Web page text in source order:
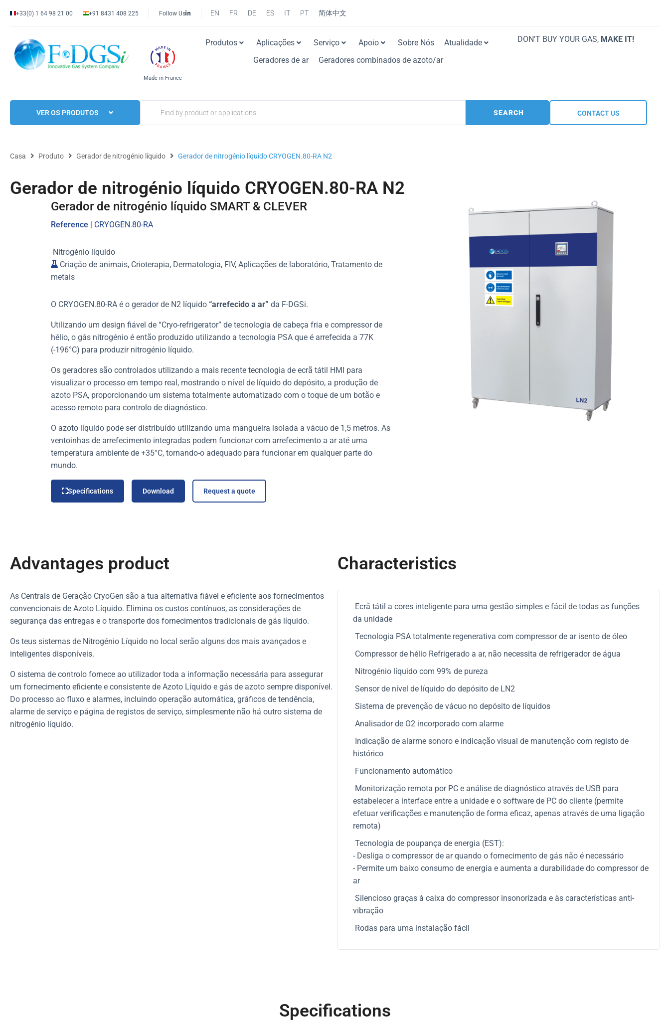
+33(0) 1 64 98 21 00 +91 8431 408 225 Follow Us EN FR DE ES IT PT 简体中文
Made in France
Produtos Aplicações Serviço Apoio Sobre Nós
Atualidade
Geradores de ar
Geradores combinados de azoto/ar
DON'T BUY YOUR GAS, MAKE IT!
VER OS PRODUTOS SEARCH CONTACT US
Casa Produto Gerador de nitrogénio líquido Gerador de nitrogénio líquido CRYOGEN.80-RA N2
Gerador de nitrogénio líquido CRYOGEN.80-RA N2
Gerador de nitrogénio líquido SMART & CLEVER
Reference | CRYOGEN.80-RA
Nitrogénio líquido
Criação de animais, Crioterapia, Dermatologia, FIV, Aplicações de laboratório, Tratamento de
metais
O CRYOGEN.80-RA é o gerador de N2 líquido “arrefecido a ar” da F-DGSi.
Utilizando um design fiável de “Cryo-refrigerator” de tecnologia de cabeça fria e compressor de
hélio, o gás nitrogénio é então produzido utilizando a tecnologia PSA que é arrefecida a 77K
(-196°C) para produzir nitrogénio líquido.
Os geradores são controlados utilizando a mais recente tecnologia de ecrã tátil HMI para
visualizar o processo em tempo real, mostrando o nível de líquido do depósito, a produção de
azoto PSA, proporcionando um sistema totalmente automatizado com o toque de um botão e
acesso remoto para controlo de diagnóstico.
O azoto líquido pode ser distribuído utilizando uma mangueira isolada a vácuo de 1,5 metros. As
ventoinhas de arrefecimento integradas podem funcionar com arrefecimento a ar até uma
temperatura ambiente de +35°C, tornando-o adequado para funcionar em qualquer parte do
mundo.
Specifications Download Request a quote
Advantages product
As Centrais de Geração CryoGen são a tua alternativa fiável e eficiente aos fornecimentos
convencionais de Azoto Líquido. Elimina os custos contínuos, as considerações de
segurança das entregas e o transporte dos fornecimentos tradicionais de gás líquido.
Os teus sistemas de Nitrogénio Líquido no local serão alguns dos mais avançados e
inteligentes disponíveis.
O sistema de controlo fornece ao utilizador toda a informação necessária para assegurar
um fornecimento eficiente e consistente de Azoto Líquido e gás de azoto sempre disponível.
Do processo ao fluxo e alarmes, incluindo operação automática, gráficos de tendência,
alarme de serviço e página de registos de serviço, simplesmente não há outro sistema de
nitrogénio líquido.
Characteristics
Ecrã tátil a cores inteligente para uma gestão simples e fácil de todas as funções
da unidade
Tecnologia PSA totalmente regenerativa com compressor de ar isento de óleo
Compressor de hélio Refrigerado a ar, não necessita de refrigerador de água
Nitrogénio líquido com 99% de pureza
Sensor de nível de líquido do depósito de LN2
Sistema de prevenção de vácuo no depósito de líquidos
Analisador de O2 incorporado com alarme
Indicação de alarme sonoro e indicação visual de manutenção com registo de
histórico
Funcionamento automático
Monitorização remota por PC e análise de diagnóstico através de USB para
estabelecer a interface entre a unidade e o software de PC do cliente (permite
efetuar verificações e manutenção de forma eficaz, apenas através de uma ligação
remota)
Tecnologia de poupança de energia (EST):
- Desliga o compressor de ar quando o fornecimento de gás não é necessário
- Permite um baixo consumo de energia e aumenta a durabilidade do compressor de
ar
Silencioso graças à caixa do compressor insonorizada e às características anti-
vibração
Rodas para uma instalação fácil
Specifications